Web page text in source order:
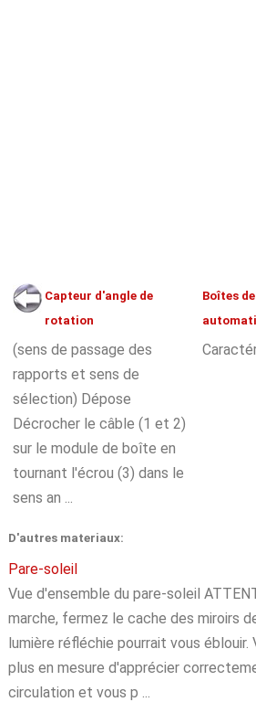
Capteur d'angle de
rotation
(sens de passage des
rapports et sens de
sélection) Dépose
Décrocher le câble (1 et 2)
sur le module de boîte en
tournant l'écrou (3) dans le
sens an ...
Boîtes
D'autres materiaux:
Pare-soleil
Vue d'ensemble du pare-soleil
marche, fermez le cache des miroirs
lumière réfléchie pourrait vous éblouir.
plus en mesure d'apprécier
circulation et vous p ...